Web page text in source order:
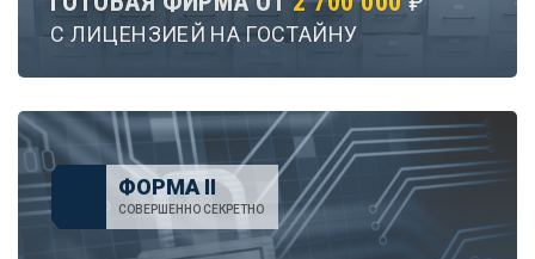
С ЛИЦЕНЗИЕЙ НА ГОСТАЙНУ
ФОРМА II
СОВЕРШЕННО СЕКРЕТНО